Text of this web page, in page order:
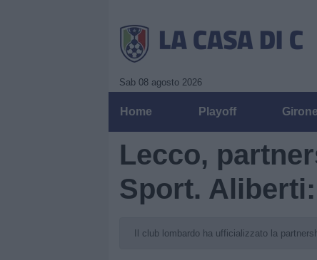
Sab 08 agosto 2026
Home Playoff
Lecco,
Sport.
Il club lombardo ha ufficializzato la